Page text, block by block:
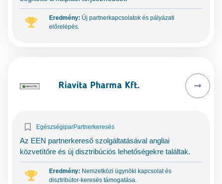
Eredmény: Új partnerkapcsolatok és pályázati
előrelépés.
Riavita Pharma Kft.
EgészségiparPartnerkeresés
Az EEN partnerkereső szolgáltatásával angliai
közvetítőre és új disztribúciós lehetőségekre találtak.
Eredmény: Nemzetközi ügynöki kapcsolat és
disztribútor-keresés támogatása.